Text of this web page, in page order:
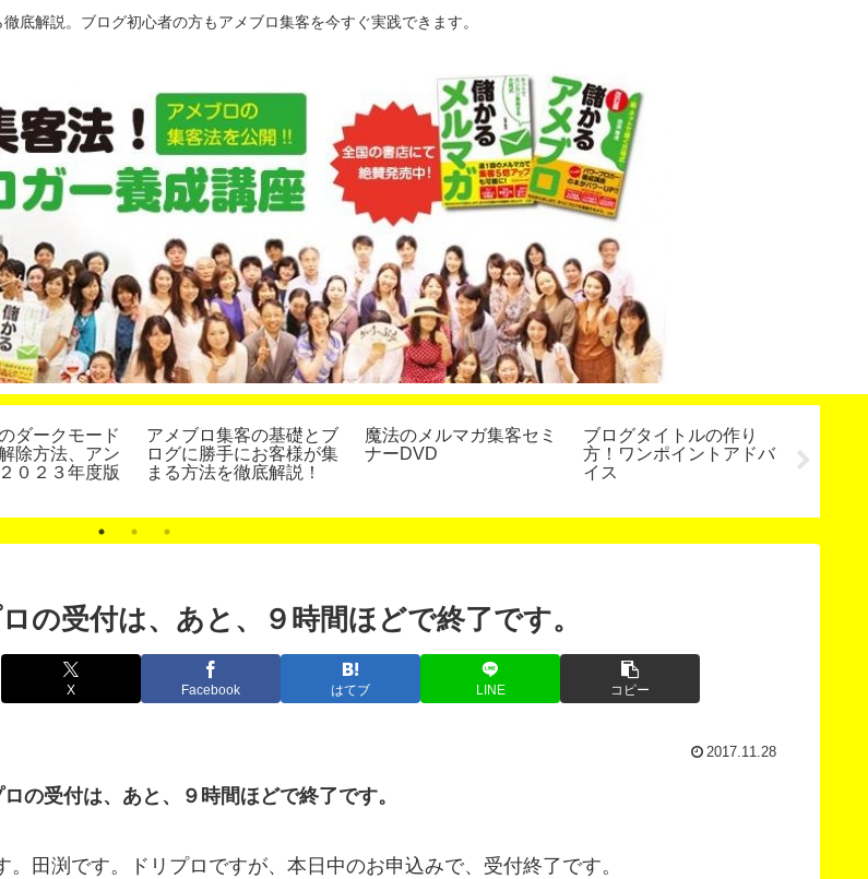
底解説。ブログ初心者の方もアメブロ集客を今すぐ実践できます。
ダークモード
除方法、アン
０２３年度版
アメブロ集客の基礎とブ
ログに勝手にお客様が集
まる方法を徹底解説！
魔法のメルマガ集客セミ
ナーDVD
ブログタイトルの作り
方！ワンポイントアドバ
イス
ープロ
の受付
の受付は、あと、９時間ほどで終了です。
X Facebook はてブ LINE コピー
2017.11.28
の受付は、あと、９時間ほどで終了です。
。田渕です。ドリプロですが、本日中のお申込みで、受付終了です。